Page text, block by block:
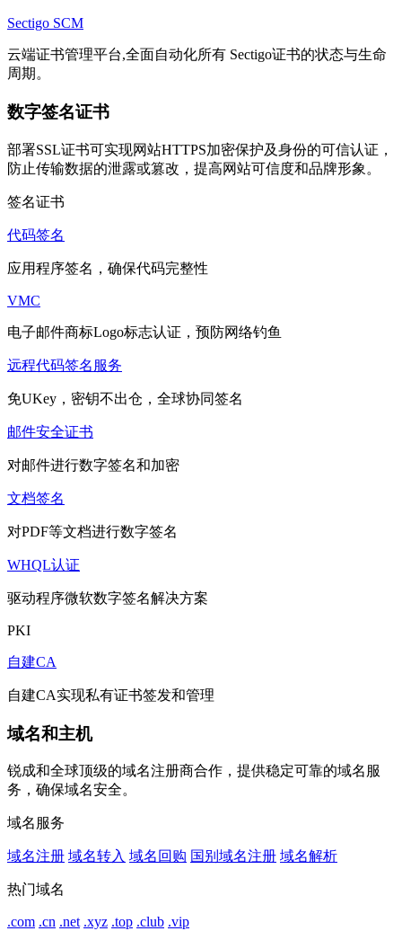
Sectigo SCM
云端证书管理平台,全面自动化所有 Sectigo证书的状态与生命
周期。
数字签名证书
部署SSL证书可实现网站HTTPS加密保护及身份的可信认证，
防止传输数据的泄露或篡改，提高网站可信度和品牌形象。
签名证书
代码签名
应用程序签名，确保代码完整性
VMC
电子邮件商标Logo标志认证，预防网络钓鱼
远程代码签名服务
免UKey，密钥不出仓，全球协同签名
邮件安全证书
对邮件进行数字签名和加密
文档签名
对PDF等文档进行数字签名
WHQL认证
驱动程序微软数字签名解决方案
PKI
自建CA
自建CA实现私有证书签发和管理
域名和主机
锐成和全球顶级的域名注册商合作，提供稳定可靠的域名服
务，确保域名安全。
域名服务
域名注册 域名转入 域名回购 国别域名注册 域名解析
热门域名
.com .cn .net .xyz .top .club .vip